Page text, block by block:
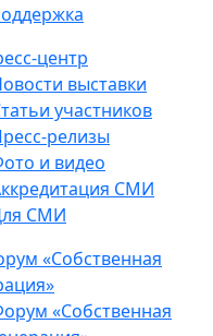
центр
выставки
участников
релизы
и видео
СМИ
СМИ
«Собственная
«Собственная